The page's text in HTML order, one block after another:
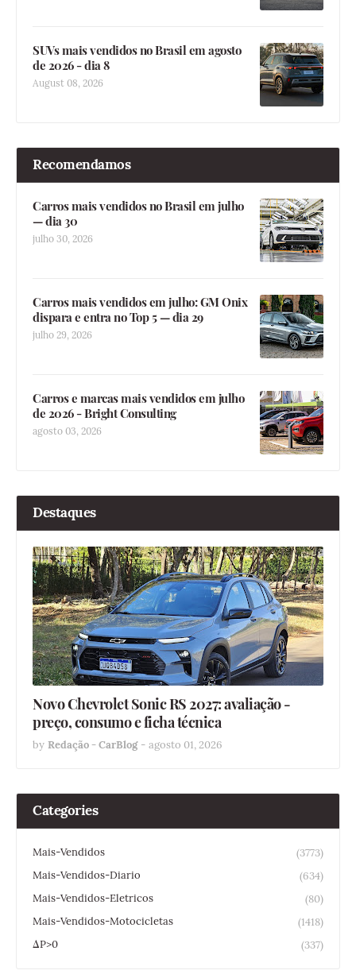
SUVs mais vendidos no Brasil em agosto
de 2026 - dia 8
August 08, 2026
Recomendamos
Carros mais vendidos no Brasil em julho
— dia 30
julho 30, 2026
Carros mais vendidos em julho: GM Onix
dispara e entra no Top 5 — dia 29
julho 29, 2026
Carros e marcas mais vendidos em julho
de 2026 - Bright Consulting
agosto 03, 2026
Destaques
Novo Chevrolet Sonic RS 2027: avaliação -
preço, consumo e ficha técnica
by Redação - CarBlog - agosto 01, 2026
Categories
Mais-Vendidos
(3773)
Mais-Vendidos-Diario
(634)
Mais-Vendidos-Eletricos
(80)
Mais-Vendidos-Motocicletas
(1418)
ΔP>0
(337)